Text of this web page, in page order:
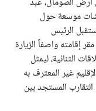
موسعة حول
الرئيس
إقامته واصفاً الزيارة
الثنائية، ليمثل
غير المعترف به
التقارب المستجد بين